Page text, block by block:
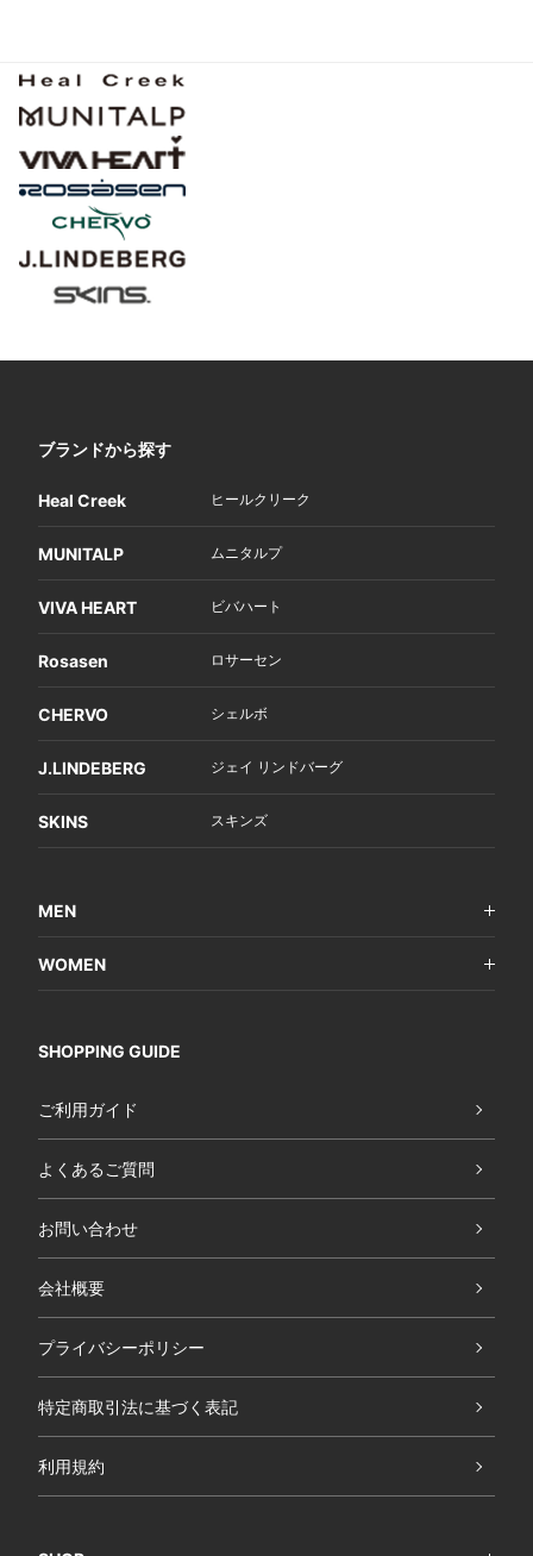
ブランドから探す
Heal Creek ヒールクリーク
MUNITALP ムニタルプ
VIVA HEART ビバハート
Rosasen ロサーセン
CHERVO シェルボ
J.LINDEBERG ジェイ リンドバーグ
SKINS スキンズ
MEN
WOMEN
SHOPPING GUIDE
ご利用ガイド
よくあるご質問
お問い合わせ
会社概要
プライバシーポリシー
特定商取引法に基づく表記
利用規約